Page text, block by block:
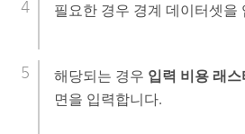
필요한 경우 경계 데이터셋을
해당되는 경우 입력 비용 래스
면을 입력합니다.